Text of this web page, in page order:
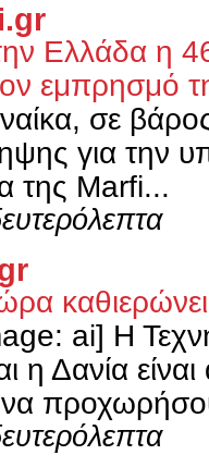
Ελλάδα η
εμπρησμό
σε
για την
της Marfi...
καθιερώνει
ai] Η
η Δανία